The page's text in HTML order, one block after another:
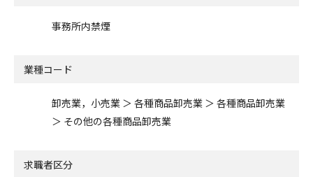
事務所内禁煙
業種コード
卸売業，小売業 ＞ 各種商品卸売業 ＞ 各種商品卸売業
＞ その他の各種商品卸売業
求職者区分